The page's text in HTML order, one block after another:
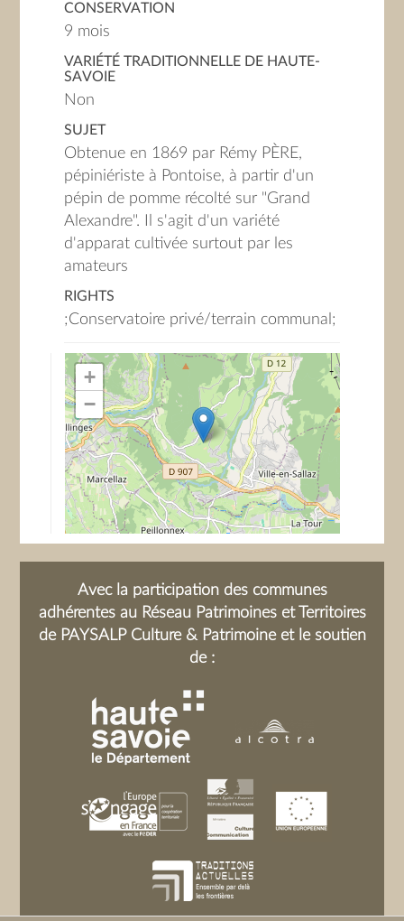
CONSERVATION
9 mois
VARIÉTÉ TRADITIONNELLE DE HAUTE-
SAVOIE
Non
SUJET
Obtenue en 1869 par Rémy PÈRE,
pépiniériste à Pontoise, à partir d'un
pépin de pomme récolté sur "Grand
Alexandre". Il s'agit d'un variété
d'apparat cultivée surtout par les
amateurs
RIGHTS
;Conservatoire privé/terrain communal;
+
−
Avec la participation des communes
adhérentes au Réseau Patrimoines et Territoires
de PAYSALP Culture & Patrimoine et le soutien
de :